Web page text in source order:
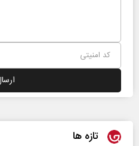
تازه ها